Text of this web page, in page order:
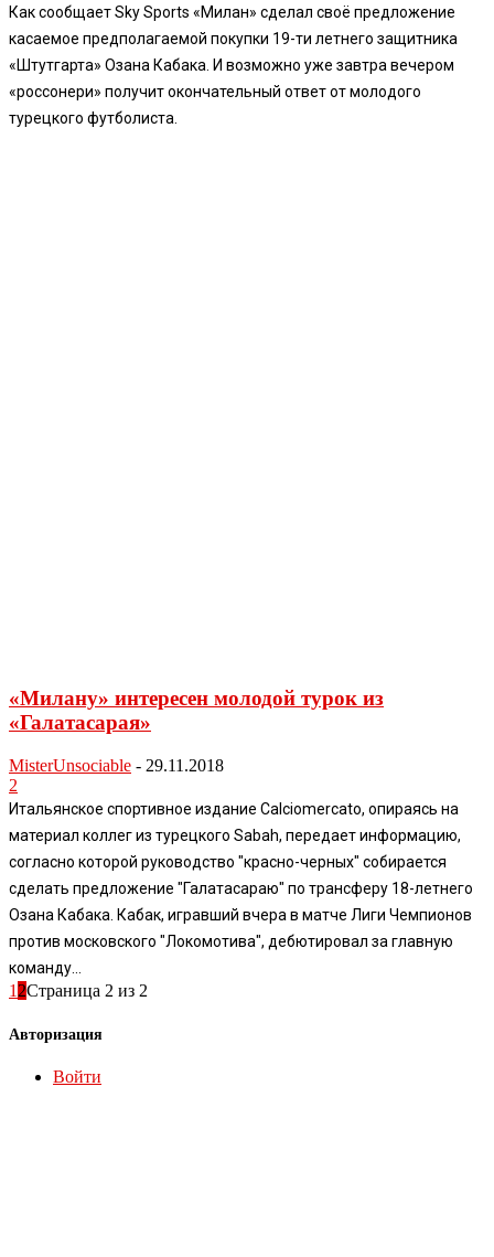
Как сообщает Sky Sports «Милан» сделал своё предложение
касаемое предполагаемой покупки 19-ти летнего защитника
«Штутгарта» Озана Кабака. И возможно уже завтра вечером
«россонери» получит окончательный ответ от молодого
турецкого футболиста.
«Милану» интересен молодой турок из
«Галатасарая»
MisterUnsociable - 29.11.2018
2
Итальянское спортивное издание Calciomercato, опираясь на
материал коллег из турецкого Sabah, передает информацию,
согласно которой руководство "красно-черных" собирается
сделать предложение "Галатасараю" по трансферу 18-летнего
Озана Кабака. Кабак, игравший вчера в матче Лиги Чемпионов
против московского "Локомотива", дебютировал за главную
команду...
1 2Страница 2 из 2
Авторизация
Войти